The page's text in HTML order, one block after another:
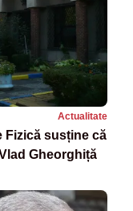
Actualitate
Fizică susține că
Gheorghiță